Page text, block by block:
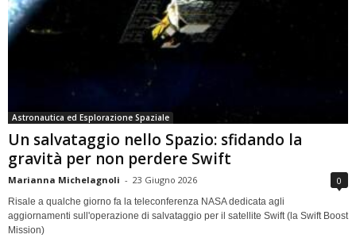
Astronautica ed Esplorazione Spaziale
Un salvataggio nello Spazio: sfidando la
gravità per non perdere Swift
Marianna Michelagnoli - 23 Giugno 2026 0
Risale a qualche giorno fa la teleconferenza NASA dedicata agli
aggiornamenti sull'operazione di salvataggio per il satellite Swift (la Swift Boost
Mission)